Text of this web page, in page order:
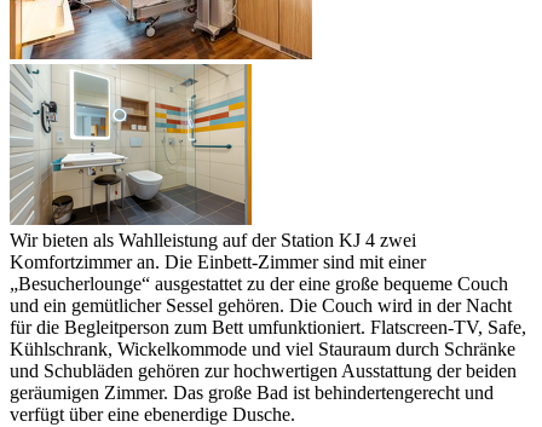
Wir bieten als Wahlleistung auf der Station KJ 4 zwei
Komfortzimmer an. Die Einbett-Zimmer sind mit einer
„Besucherlounge“ ausgestattet zu der eine große bequeme Couch
und ein gemütlicher Sessel gehören. Die Couch wird in der Nacht
für die Begleitperson zum Bett umfunktioniert. Flatscreen-TV, Safe,
Kühlschrank, Wickelkommode und viel Stauraum durch Schränke
und Schubläden gehören zur hochwertigen Ausstattung der beiden
geräumigen Zimmer. Das große Bad ist behindertengerecht und
verfügt über eine ebenerdige Dusche.